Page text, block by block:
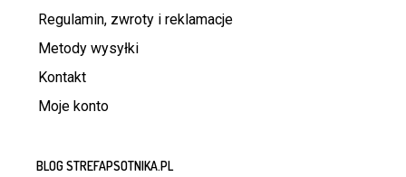
Regulamin, zwroty i reklamacje
Metody wysyłki
Kontakt
Moje konto
BLOG STREFAPSOTNIKA.PL